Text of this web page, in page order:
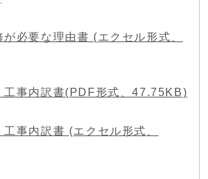
必要な理由書 (エクセル形式、
工事内訳書(PDF形式、47.75KB)
事内訳書 (エクセル形式、